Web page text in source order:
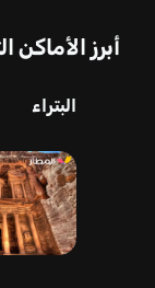
أبرز الأماكن
البتراء